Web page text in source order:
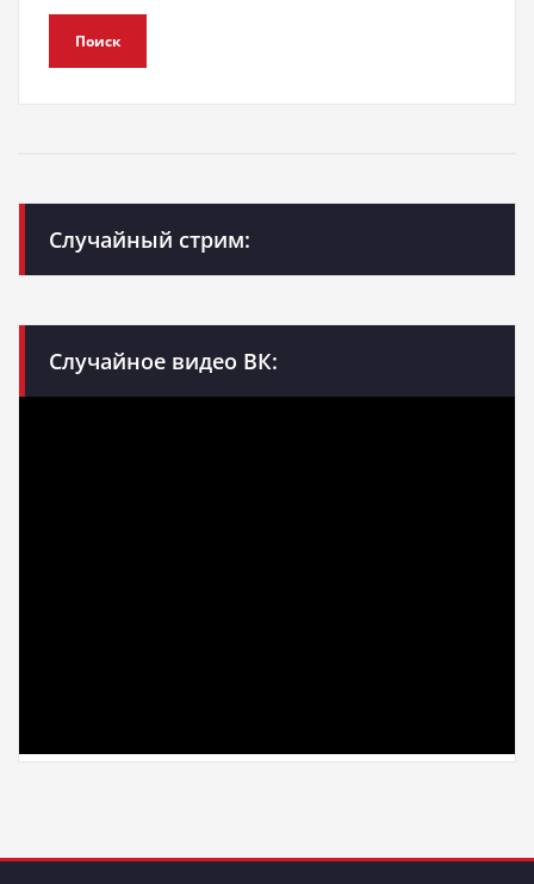
Поиск
Случайный стрим:
Случайное видео ВК: